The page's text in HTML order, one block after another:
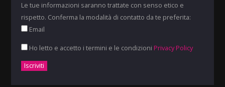
Le tue informazioni saranno trattate con senso etico e
rispetto. Conferma la modalità di contatto da te preferita:
Email
Ho letto e accetto i termini e le condizioni Privacy Policy